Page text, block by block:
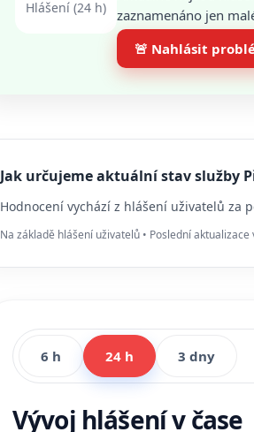
Hlášení (24 h)
zaznamenáno jen
🚨 Nahlásit
Jak určujeme aktuální stav služby
Hodnocení vychází z hlášení uživatelů za
Na základě hlášení uživatelů • Poslední aktualizace
6 h 24 h 3 dny
Vývoj hlášení v čase